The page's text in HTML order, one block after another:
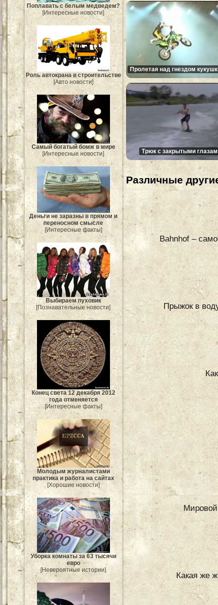
Поплавать с белым медведем?
[Интересные новости]
Роль автокрана в строительстве
[Авто новости]
Самый богатый бомж в мире
[Интересные новости]
Деньги не заразны в прямом и
переносном смысле
[Интересные факты]
Выбираем пуховик
[Познавательные новости]
Конец света 12 декабря 2012
года отменяется
[Интересные факты]
Молодым журналистами
практика и работа на сайтах
[Хорошие новости]
Уборка комнаты за 63 тысячи
евро
[Невероятные истории]
Пролетая над гнездом
Трюк с закрытыми
Различные
Bahnhof –
Прыжок в
Какая же